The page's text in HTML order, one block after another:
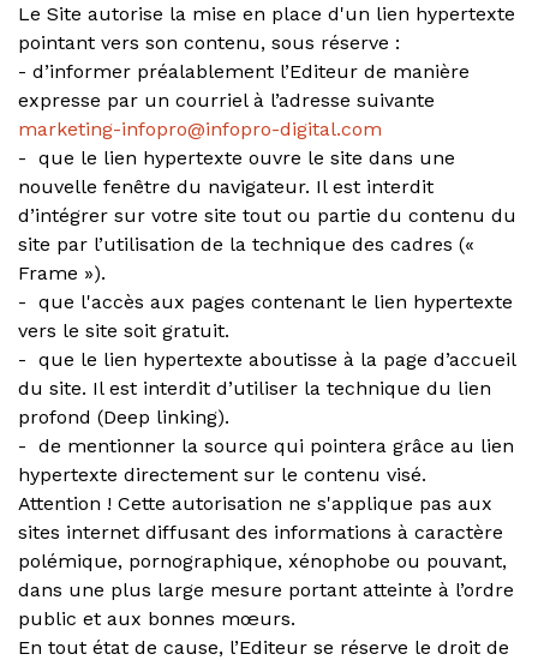
Le Site autorise la mise en place d'un lien hypertexte
pointant vers son contenu, sous réserve :
- d’informer préalablement l’Editeur de manière
expresse par un courriel à l’adresse suivante
marketing-infopro@infopro-digital.com
- que le lien hypertexte ouvre le site dans une
nouvelle fenêtre du navigateur. Il est interdit
d’intégrer sur votre site tout ou partie du contenu du
site par l’utilisation de la technique des cadres («
Frame »).
- que l'accès aux pages contenant le lien hypertexte
vers le site soit gratuit.
- que le lien hypertexte aboutisse à la page d’accueil
du site. Il est interdit d’utiliser la technique du lien
profond (Deep linking).
- de mentionner la source qui pointera grâce au lien
hypertexte directement sur le contenu visé.
Attention ! Cette autorisation ne s'applique pas aux
sites internet diffusant des informations à caractère
polémique, pornographique, xénophobe ou pouvant,
dans une plus large mesure portant atteinte à l’ordre
public et aux bonnes mœurs.
En tout état de cause, l’Editeur se réserve le droit de